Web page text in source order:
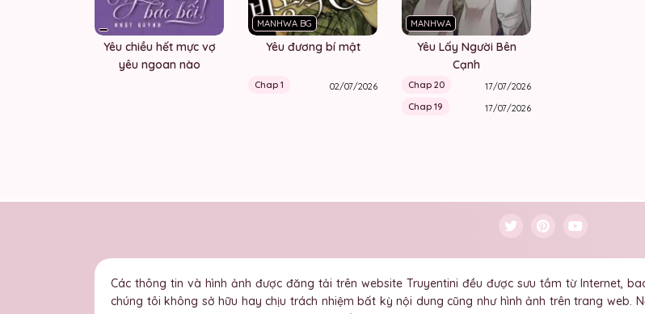
Yêu chiều hết mực vợ
yêu ngoan nào
MANHWA BG
Yêu đương bí mật
Chap 1 02/07/2026
MANHWA
Yêu Lấy Người Bên
Cạnh
Chap 20
17/07/2026
Chap 19
17/07/2026
Các thông tin và hình ảnh được đăng tải trên website Truyentini đều được sưu tầm từ Internet,
chúng tôi không sở hữu hay chịu trách nhiệm bất kỳ nội dung cũng như hình ảnh trên trang web.